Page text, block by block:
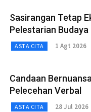
Sasirangan Tetap
Pelestarian Budaya
ASTA CITA 1 Agt 2026
Candaan
Pelecehan Verbal
ASTA CITA 28 Jul 2026